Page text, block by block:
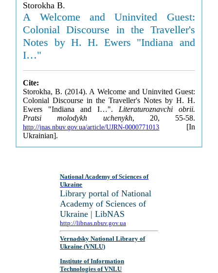
Storokha B.
A Welcome and Uninvited Guest:
Colonial Discourse in the Traveller's
Notes by H. H. Ewers "Indiana and
I…"
Cite:
Storokha, B. (2014). A Welcome and Uninvited Guest:
Colonial Discourse in the Traveller's Notes by H. H.
Ewers "Indiana and I…". Literaturoznavchi obrii.
Pratsi molodykh uchenykh, 20, 55-58.
http://jnas.nbuv.gov.ua/article/UJRN-0000771013 [In
Ukrainian].
National Academy of Sciences of
Ukraine
Library portal of National
Academy of Sciences of
Ukraine | LibNAS
http://libnas.nbuv.gov.ua
Vernadsky National Library of
Ukraine (VNLU)
Institute of Information
Technologies of VNLU